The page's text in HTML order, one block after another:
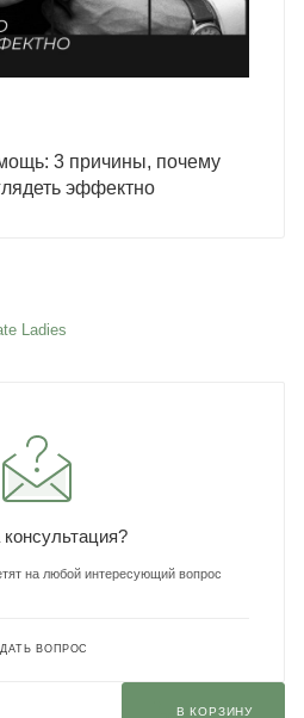
3 причины, почему
эффектно
Ladies
на любой интересующий вопрос
ВОПРОС
В КОРЗИНУ